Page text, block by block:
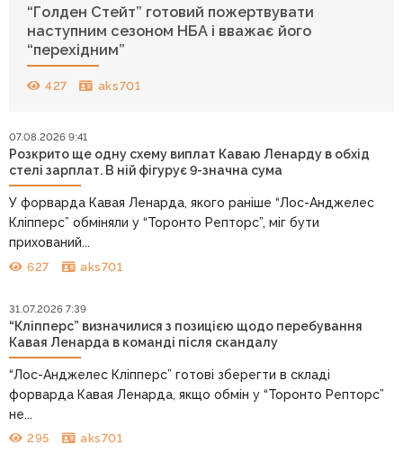
“Голден Стейт” готовий пожертвувати
наступним сезоном НБА і вважає його
“перехідним”
427 aks701
07.08.2026 9:41
Розкрито ще одну схему виплат Каваю Ленарду в обхід
стелі зарплат. В ній фігурує 9-значна сума
У форварда Кавая Ленарда, якого раніше “Лос-Анджелес
Кліпперс” обміняли у “Торонто Репторс”, міг бути
прихований...
627 aks701
31.07.2026 7:39
“Кліпперс” визначилися з позицією щодо перебування
Кавая Ленарда в команді після скандалу
“Лос-Анджелес Кліпперс” готові зберегти в складі
форварда Кавая Ленарда, якщо обмін у “Торонто Репторс”
не...
295 aks701